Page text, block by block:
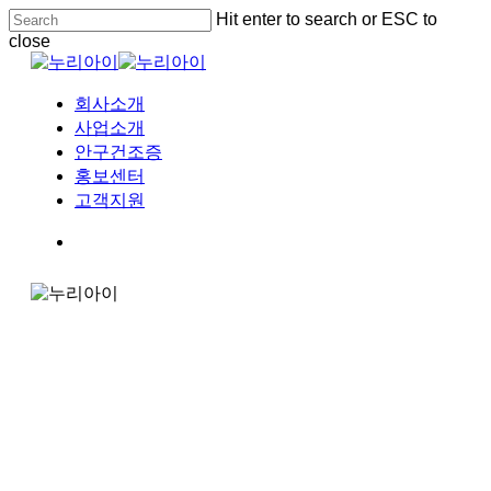
Skip
to
main
content
Hit enter to search or ESC to
close
Close
Menu
회사소개
사업소개
안구건조증
홍보센터
고객지원